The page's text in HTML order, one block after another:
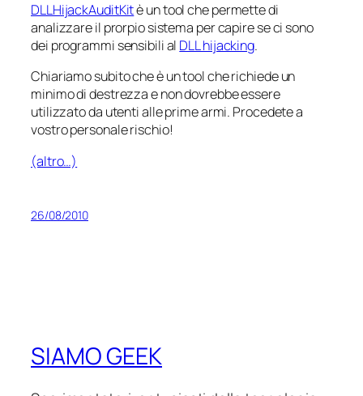
DLLHijackAuditKitè un tool che permette di
analizzare il prorpio sistema per capire se ci sono
dei programmi sensibili al DLL hijacking.
Chiariamo subito che è un tool che richiede un
minimo di destrezza e non dovrebbe essere
utilizzato da utenti alle prime armi. Procedete a
vostro personale rischio!
(altro…)
26/08/2010
SIAMO GEEK